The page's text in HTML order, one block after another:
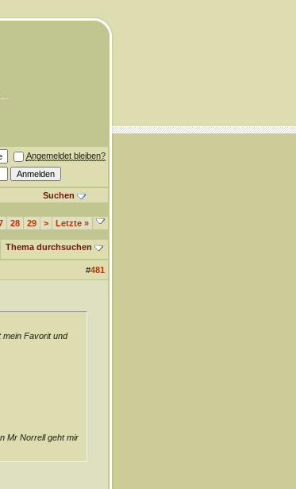
Angemeldet bleiben?
Suchen
28 29 > Letzte »
Thema durchsuchen
#481
Favorit und
Mr Norrell geht mir